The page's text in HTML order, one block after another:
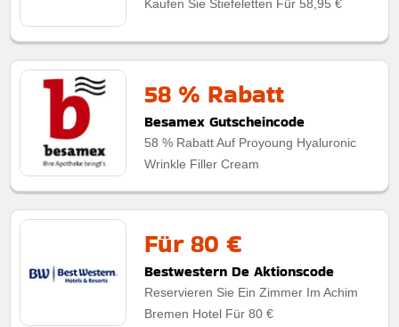
Kaufen Sie Stiefeletten Für 58,95 €
58 % Rabatt
Besamex Gutscheincode
58 % Rabatt Auf Proyoung Hyaluronic
Wrinkle Filler Cream
Für 80 €
Bestwestern De Aktionscode
Reservieren Sie Ein Zimmer Im Achim
Bremen Hotel Für 80 €